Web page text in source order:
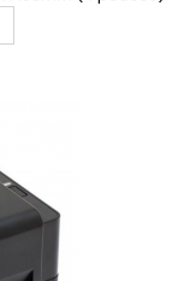
232 Demandez votre